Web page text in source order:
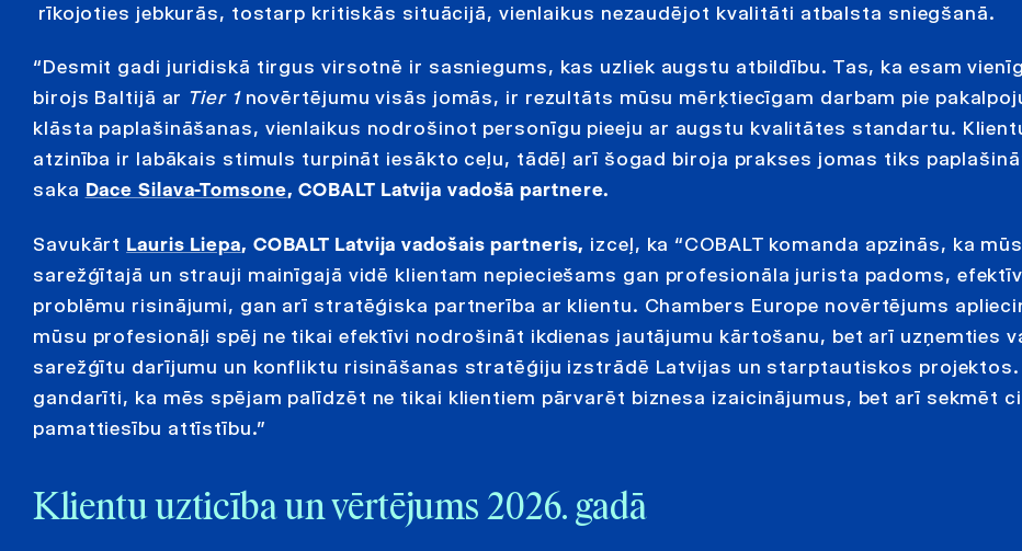
rīkojoties jebkurās, tostarp kritiskās situācijā, vienlaikus nezaudējot kvalitāti atbalsta sniegšanā.
“Desmit gadi juridiskā tirgus virsotnē ir sasniegums, kas uzliek augstu atbildību. Tas, ka esam
birojs Baltijā ar Tier 1novērtējumu visās jomās, ir rezultāts mūsu mērķtiecīgam darbam pie
klāsta paplašināšanas, vienlaikus nodrošinot personīgu pieeju ar augstu kvalitātes standartu.
atzinība ir labākais stimuls turpināt iesākto ceļu, tādēļ arī šogad biroja prakses jomas tiks
saka Dace Silava-Tomsone, COBALT Latvija vadošā partnere.
Savukārt Lauris Liepa, COBALT Latvija vadošais partneris, izceļ, ka “COBALT komanda apzinās, ka
sarežģītajā un strauji mainīgajā vidē klientam nepieciešams gan profesionāla jurista padoms,
problēmu risinājumi, gan arī stratēģiska partnerība ar klientu. Chambers Europe novērtējums
mūsu profesionāļi spēj ne tikai efektīvi nodrošināt ikdienas jautājumu kārtošanu, bet arī uzņemties
sarežģītu darījumu un konfliktu risināšanas stratēģiju izstrādē Latvijas un starptautiskos projektos.
gandarīti, ka mēs spējam palīdzēt ne tikai klientiem pārvarēt biznesa izaicinājumus, bet arī sekmēt
pamattiesību attīstību.”
Klientu uzticība un vērtējums 2026. gadā